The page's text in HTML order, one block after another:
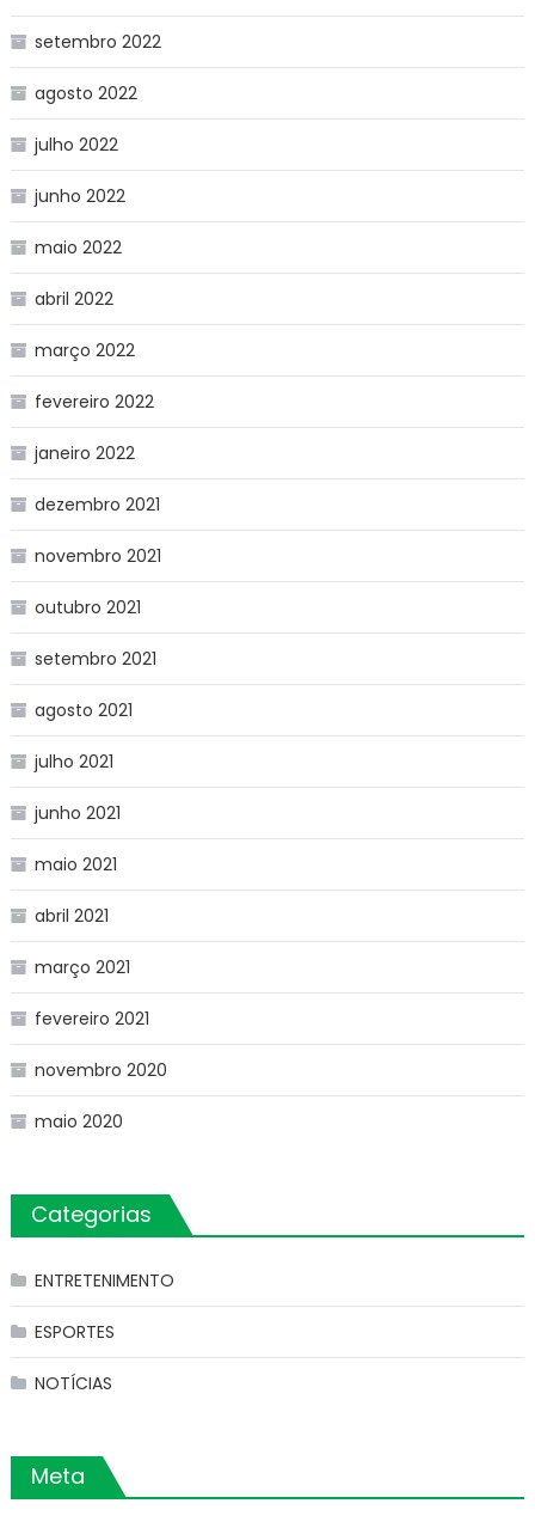
setembro 2022
agosto 2022
julho 2022
junho 2022
maio 2022
abril 2022
março 2022
fevereiro 2022
janeiro 2022
dezembro 2021
novembro 2021
outubro 2021
setembro 2021
agosto 2021
julho 2021
junho 2021
maio 2021
abril 2021
março 2021
fevereiro 2021
novembro 2020
maio 2020
Categorias
ENTRETENIMENTO
ESPORTES
NOTÍCIAS
Meta